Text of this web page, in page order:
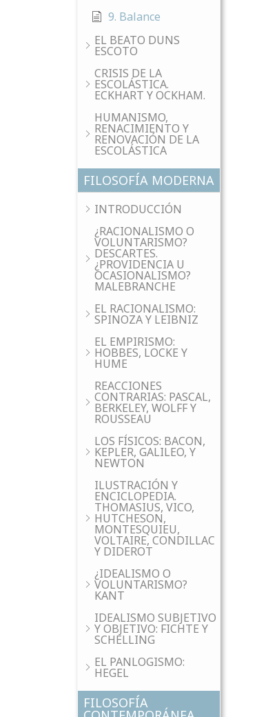
9. Balance
EL BEATO DUNS
ESCOTO
CRISIS DE LA
ESCOLÁSTICA.
ECKHART Y OCKHAM.
HUMANISMO,
RENACIMIENTO Y
RENOVACIÓN DE LA
ESCOLÁSTICA
FILOSOFÍA MODERNA
INTRODUCCIÓN
¿RACIONALISMO O
VOLUNTARISMO?
DESCARTES.
¿PROVIDENCIA U
OCASIONALISMO?
MALEBRANCHE
EL RACIONALISMO:
SPINOZA Y LEIBNIZ
EL EMPIRISMO:
HOBBES, LOCKE Y
HUME
REACCIONES
CONTRARIAS: PASCAL,
BERKELEY, WOLFF Y
ROUSSEAU
LOS FÍSICOS: BACON,
KEPLER, GALILEO, Y
NEWTON
ILUSTRACIÓN Y
ENCICLOPEDIA.
THOMASIUS, VICO,
HUTCHESON,
MONTESQUIEU,
VOLTAIRE, CONDILLAC
Y DIDEROT
¿IDEALISMO O
VOLUNTARISMO?
KANT
IDEALISMO SUBJETIVO
Y OBJETIVO: FICHTE Y
SCHELLING
EL PANLOGISMO:
HEGEL
FILOSOFÍA